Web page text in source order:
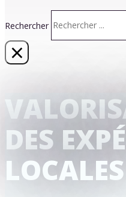
Rechercher
×
DES
LOCALES